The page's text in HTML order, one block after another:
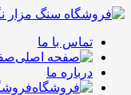
تماس با ما
درباره ما